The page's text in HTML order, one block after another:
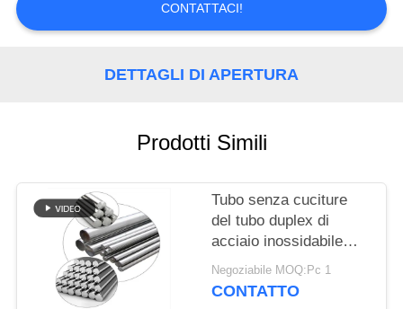
MAPPA
POLICY
CONTATTACI!
DETTAGLI DI APERTURA
Prodotti Simili
Tubo senza cuciture
del tubo duplex di
acciaio inossidabile
32760 per lo scambio
termico
Negoziabile MOQ:Pc 1
CONTATTO